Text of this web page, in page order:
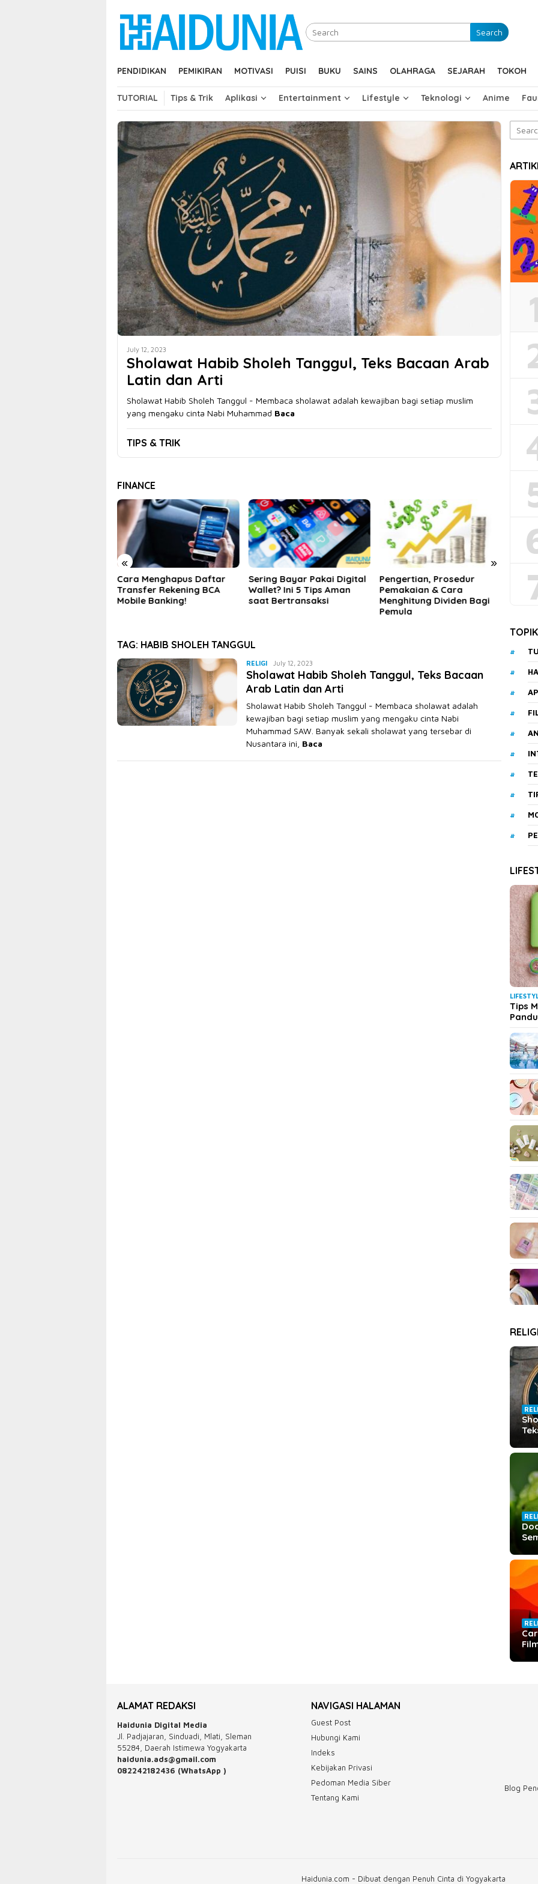
content
Search
PENDIDIKAN PEMIKIRAN MOTIVASI PUISI BUKU SAINS OLAHRAGA SEJARAH TOKOH
TUTORIAL Tips & Trik Aplikasi Entertainment Lifestyle Teknologi Anime
July 12, 2023
Sholawat Habib Sholeh Tanggul, Teks Bacaan Arab
Latin dan Arti
Sholawat Habib Sholeh Tanggul - Membaca sholawat adalah kewajiban bagi setiap muslim
yang mengaku cinta Nabi Muhammad Baca
TIPS & TRIK
FINANCE
« »
Sering Bayar Pakai Digital
Wallet? Ini 5 Tips Aman
saat Bertransaksi
Pengertian, Prosedur
Pemakaian & Cara
Menghitung Dividen Bagi
Beberapa Rekomendasi
Pilihan Produk Dana
Pensiun
TAG: HABIB SHOLEH TANGGUL
RELIGIAkhmad
Saikuddin
July 12, 2023
Sholawat Habib Sholeh Tanggul, Teks Bacaan
Arab Latin dan Arti
Sholawat Habib Sholeh Tanggul - Membaca sholawat adalah
kewajiban bagi setiap muslim yang mengaku cinta Nabi
Muhammad SAW. Banyak sekali sholawat yang tersebar di
Nusantara ini, Baca
Search
for:
Tips
RELIGI
ALAMAT REDAKSI
Haidunia Digital Media
Jl. Padjajaran, Sinduadi, Mlati, Sleman
55284, Daerah Istimewa Yogyakarta
haidunia.ads@gmail.com
082242182436 (WhatsApp )
NAVIGASI HALAMAN
Guest Post
Hubungi Kami
Indeks
Kebijakan Privasi
Pedoman Media Siber
Tentang Kami
Blog
Haidunia.com - Dibuat dengan Penuh Cinta di Yogyakarta